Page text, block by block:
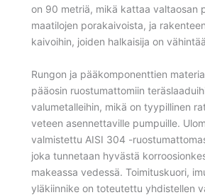
on 90 metriä, mikä kattaa valtaosan
maatilojen porakaivoista, ja
kaivoihin, joiden halkaisija on
Rungon ja pääkomponenttien
pääosin ruostumattomiin
valumetalleihin, mikä on tyypillinen
veteen asennettaville pumpuille.
valmistettu AISI 304 -
joka tunnetaan hyvästä
makeassa vedessä. Toimituskuori,
yläkiinnike on toteutettu yhdistellen